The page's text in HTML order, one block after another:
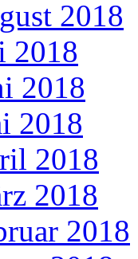
2018
2018
2018
2018
2018
2018
2018